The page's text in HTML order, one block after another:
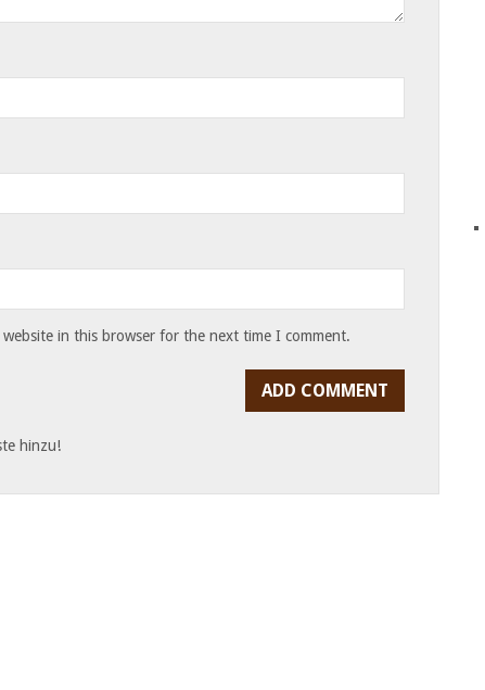
website in this browser for the next time I comment.
hinzu!